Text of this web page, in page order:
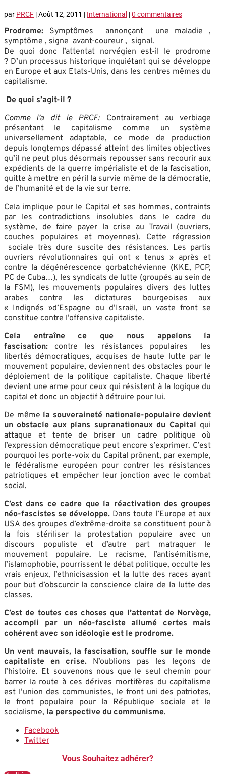
par PRCF |Août 12, 2011 | International |0 commentaires
Prodrome: Symptômes annonçant une maladie ,
symptôme , signe avant-coureur , signal.
De quoi donc l’attentat norvégien est-il le prodrome
? D’un processus historique inquiétant qui se développe
en Europe et aux Etats-Unis, dans les centres mêmes du
capitalisme.
De quoi s’agit-il ?
Comme l’a dit le PRCF: Contrairement au verbiage
présentant le capitalisme comme un système
universellement adaptable, ce mode de production
depuis longtemps dépassé atteint des limites objectives
qu’il ne peut plus désormais repousser sans recourir aux
expédients de la guerre impérialiste et de la fascisation,
quitte à mettre en péril la survie même de la démocratie,
de l’humanité et de la vie sur terre.
Cela implique pour le Capital et ses hommes, contraints
par les contradictions insolubles dans le cadre du
système, de faire payer la crise au Travail (ouvriers,
couches populaires et moyennes). Cette régression
sociale très dure suscite des résistances. Les partis
ouvriers révolutionnaires qui ont « tenus » après et
contre la dégénérescence gorbatchévienne (KKE, PCP,
PC de Cuba…), les syndicats de lutte (groupés au sein de
la FSM), les mouvements populaires divers des luttes
arabes contre les dictatures bourgeoises aux
« Indignés »d’Espagne ou d’Israël, un vaste front se
constitue contre l’offensive capitaliste.
Cela entraîne ce que nous appelons la
fascisation: contre les résistances populaires les
libertés démocratiques, acquises de haute lutte par le
mouvement populaire, deviennent des obstacles pour le
déploiement de la politique capitaliste. Chaque liberté
devient une arme pour ceux qui résistent à la logique du
capital et donc un objectif à détruire pour lui.
De même la souveraineté nationale-populaire devient
un obstacle aux plans supranationaux du Capital qui
attaque et tente de briser un cadre politique où
l’expression démocratique peut encore s’exprimer. C’est
pourquoi les porte-voix du Capital prônent, par exemple,
le fédéralisme européen pour contrer les résistances
patriotiques et empêcher leur jonction avec le combat
social.
C’est dans ce cadre que la réactivation des groupes
néo-fascistes se développe. Dans toute l’Europe et aux
USA des groupes d’extrême-droite se constituent pour à
la fois stériliser la protestation populaire avec un
discours populiste et d’autre part matraquer le
mouvement populaire. Le racisme, l’antisémitisme,
l’islamophobie, pourrissent le débat politique, occulte les
vrais enjeux, l’ethnicisassion et la lutte des races ayant
pour but d’obscurcir la conscience claire de la lutte des
classes.
C’est de toutes ces choses que l’attentat de Norvège,
accompli par un néo-fasciste allumé certes mais
cohérent avec son idéologie est le prodrome.
Un vent mauvais, la fascisation, souffle sur le monde
capitaliste en crise. N’oublions pas les leçons de
l’histoire. Et souvenons nous que le seul chemin pour
barrer la route à ces dérives mortifères du capitalisme
est l’union des communistes, le front uni des patriotes,
le front populaire pour la République sociale et le
socialisme, la perspective du communisme.
Facebook
Twitter
Vous Souhaitez adhérer?